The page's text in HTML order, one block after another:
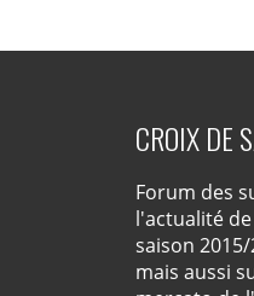
CROIX DE
Forum des
l'actualité de
saison 2015/
mais aussi